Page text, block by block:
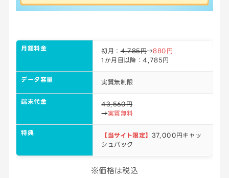
月額料金 初月：4,785円→880円
1か月目以降：4,785円
データ容量 実質無制限
端末代金
43,560円
→実質無料
特典 【当サイト限定】 37,000円キャッ
シュバック
※価格は税込